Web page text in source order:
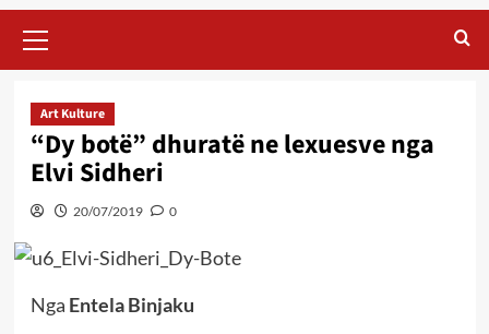
Menu
Art Kulture
“Dy botë” dhuratë ne lexuesve nga
Elvi Sidheri
20/07/2019 0
Nga Entela Binjaku